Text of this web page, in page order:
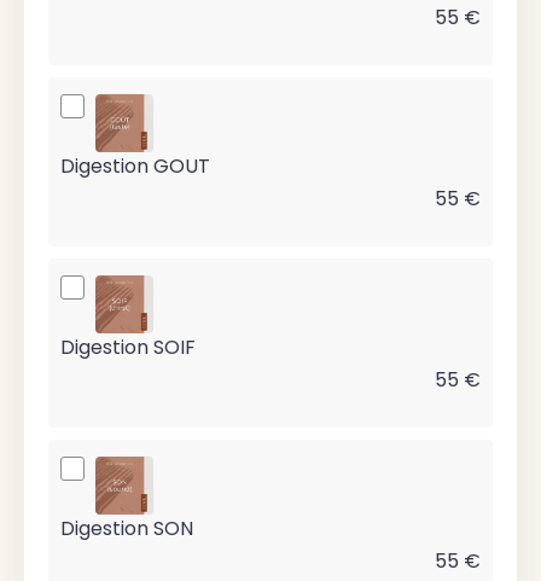
55 €
Digestion GOUT
55 €
Digestion SOIF
55 €
Digestion SON
55 €